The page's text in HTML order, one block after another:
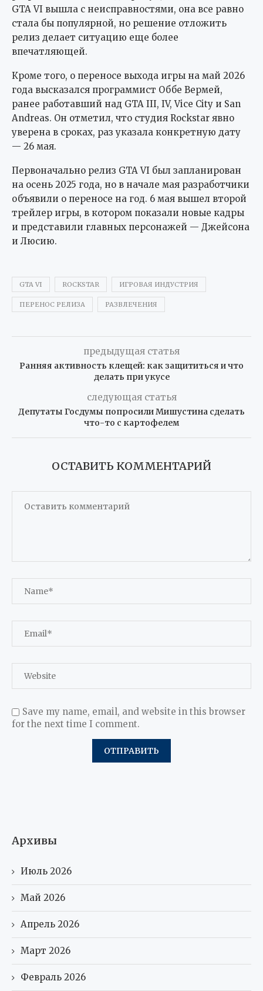
GTA VI вышла с неисправностями, она все равно
стала бы популярной, но решение отложить
релиз делает ситуацию еще более
впечатляющей.
Кроме того, о переносе выхода игры на май 2026
года высказался программист Оббе Вермей,
ранее работавший над GTA III, IV, Vice City и San
Andreas. Он отметил, что студия Rockstar явно
уверена в сроках, раз указала конкретную дату
— 26 мая.
Первоначально релиз GTA VI был запланирован
на осень 2025 года, но в начале мая разработчики
объявили о переносе на год. 6 мая вышел второй
трейлер игры, в котором показали новые кадры
и представили главных персонажей — Джейсона
и Люсию.
GTA VI ROCKSTAR ИГРОВАЯ ИНДУСТРИЯ
ПЕРЕНОС РЕЛИЗА РАЗВЛЕЧЕНИЯ
предыдущая статья
Ранняя активность клещей: как защититься и что
делать при укусе
следующая статья
Депутаты Госдумы попросили Мишустина сделать
что-то с картофелем
ОСТАВИТЬ КОММЕНТАРИЙ
Save my name, email, and website in this browser
for the next time I comment.
Архивы
Июль 2026
Май 2026
Апрель 2026
Март 2026
Февраль 2026